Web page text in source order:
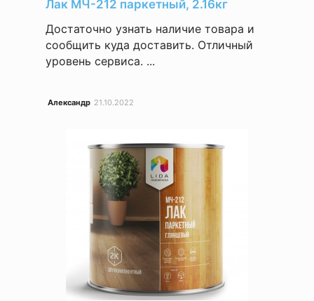
Лак МЧ-212 паркетный, 2.16кг
Достаточно узнать наличие товара и
сообщить куда доставить. Отличный
уровень сервиса. ...
Александр 21.10.2022